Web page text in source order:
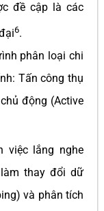
đề cập là các
6.
phân loại chi
Tấn công thụ
động (Active
việc lắng nghe
thay đổi dữ
và phân tích